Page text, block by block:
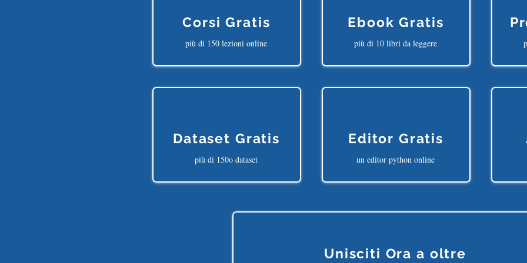
Corsi Gratis
più di 150 lezioni online
Dataset Gratis
più di 150o dataset
Ebook Gratis
più di 10 libri da leggere
Editor Gratis
un editor python online
Unisciti Ora a oltre